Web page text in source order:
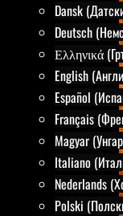
Dansk
Deutsch
Ελληνικά
English
Español
Français
Magyar
Italiano
Nederlands
Polski